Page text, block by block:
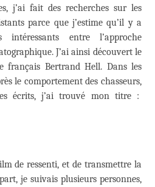
j’ai fait des recherches sur les
parce que j’estime qu’il y a
intéressants entre l’approche
J’ai ainsi découvert le
français Bertrand Hell. Dans les
le comportement des chasseurs,
écrits, j’ai trouvé mon titre :
de ressenti, et de transmettre la
je suivais plusieurs personnes,